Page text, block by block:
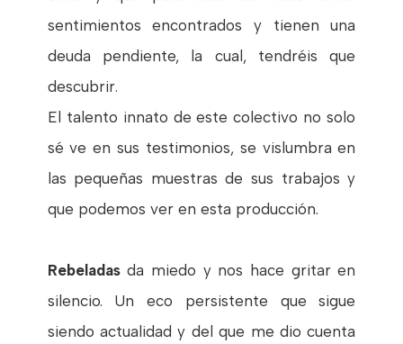
sentimientos encontrados y tienen una
deuda pendiente, la cual, tendréis que
descubrir.
El talento innato de este colectivo no solo
sé ve en sus testimonios, se vislumbra en
las pequeñas muestras de sus trabajos y
que podemos ver en esta producción.
Rebeladasda miedo y nos hace gritar en
silencio. Un eco persistente que sigue
siendo actualidad y del que me dio cuenta